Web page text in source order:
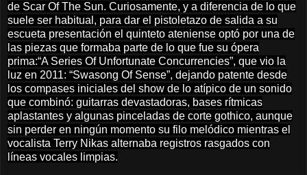
de Scar Of The Sun. Curiosamente, y a diferencia de lo que
suele ser habitual, para dar el pistoletazo de salida a su
escueta presentación el quinteto ateniense optó por una de
las piezas que formaba parte de lo que fue su ópera
prima:“A Series Of Unfortunate Concurrencies”, que vio la
luz en 2011: “Swasong Of Sense”, dejando patente desde
los compases iniciales del show de lo atípico de un sonido
que combinó: guitarras devastadoras, bases rítmicas
aplastantes y algunas pinceladas de corte gothico, aunque
sin perder en ningún momento su filo melódico mientras el
vocalista Terry Nikas alternaba registros rasgados con
líneas vocales limpias.